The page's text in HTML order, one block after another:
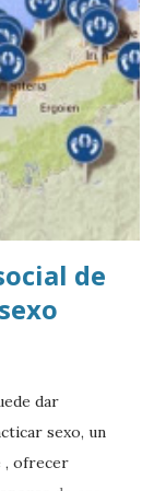
de
dar
sexo, un
, ofrecer